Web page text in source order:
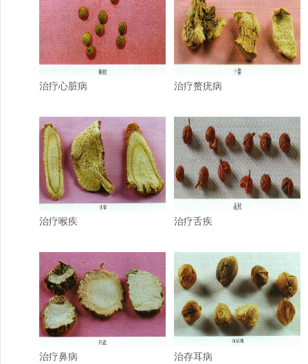
治疗心脏病 治疗赘疣病
治疗喉疾 治疗舌疾
治疗鼻病 治存耳病